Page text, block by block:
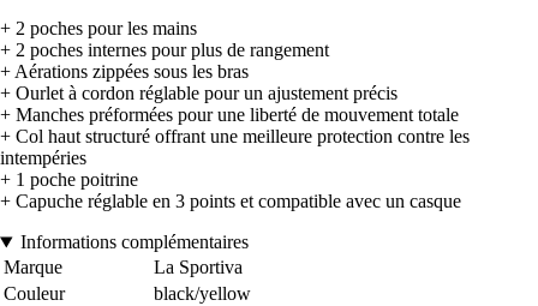
+ 2 poches pour les mains
+ 2 poches internes pour plus de rangement
+ Aérations zippées sous les bras
+ Ourlet à cordon réglable pour un ajustement précis
+ Manches préformées pour une liberté de mouvement totale
+ Col haut structuré offrant une meilleure protection contre les
intempéries
+ 1 poche poitrine
+ Capuche réglable en 3 points et compatible avec un casque
Informations complémentaires
Marque
La Sportiva
Couleur
black/yellow